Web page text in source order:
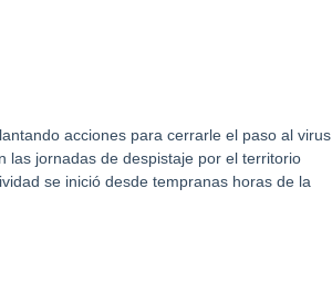
acciones para cerrarle el paso al virus
las jornadas de despistaje por el territorio
se inició desde tempranas horas de la